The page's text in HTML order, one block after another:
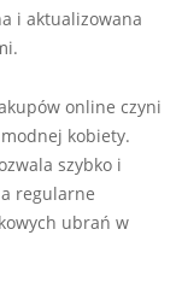
i aktualizowana
online czyni
kobiety.
szybko i
regularne
ubrań w